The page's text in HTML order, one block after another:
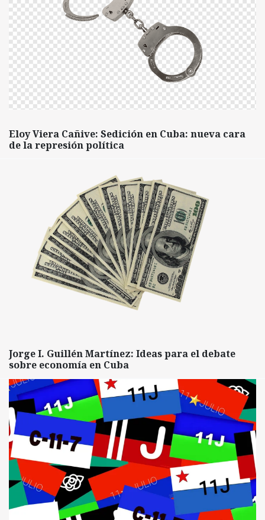
Eloy Viera Cañive: Sedición en Cuba: nueva cara
de la represión política
Jorge I. Guillén Martínez: Ideas para el debate
sobre economía en Cuba